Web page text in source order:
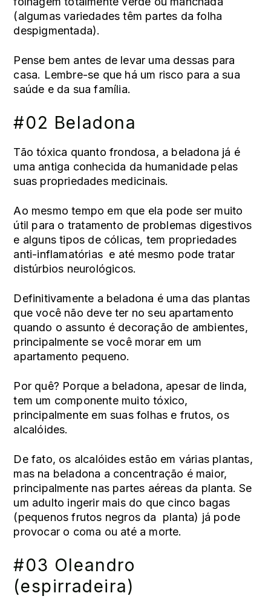
(algumas variedades têm partes da folha
despigmentada).
Pense bem antes de levar uma dessas para
casa. Lembre-se que há um risco para a sua
saúde e da sua família.
#02 Beladona
Tão tóxica quanto frondosa, a beladona já é
uma antiga conhecida da humanidade pelas
suas propriedades medicinais.
Ao mesmo tempo em que ela pode ser muito
útil para o tratamento de problemas digestivos
e alguns tipos de cólicas, tem propriedades
anti-inflamatórias e até mesmo pode tratar
distúrbios neurológicos.
Definitivamente a beladona é uma das plantas
que você não deve ter no seu apartamento
quando o assunto é decoração de ambientes,
principalmente se você morar em um
apartamento pequeno.
Por quê? Porque a beladona, apesar de linda,
tem um componente muito tóxico,
principalmente em suas folhas e frutos, os
alcalóides.
De fato, os alcalóides estão em várias plantas,
mas na beladona a concentração é maior,
principalmente nas partes aéreas da planta. Se
um adulto ingerir mais do que cinco bagas
(pequenos frutos negros da planta) já pode
provocar o coma ou até a morte.
#03 Oleandro
(espirradeira)